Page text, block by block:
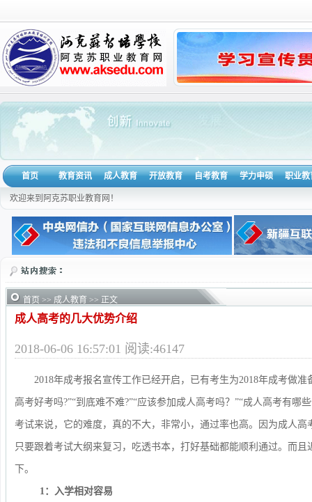
首页 教育资讯 成人教育 开放教育 自考教育 学力申硕 职业教
欢迎来到阿克苏职业教育网！
首页 >> 成人教育 >> 正文
成人高考的几大优势介绍
2018-06-06 16:57:01 阅读:46147
2018年成考报名宣传工作已经开启，已有考生为2018年成考做准
高考好考吗?”“到底难不难?”“应该参加成人高考吗？”“成人高考有哪
考试来说，它的难度，真的不大，非常小，通过率也高。因为成人
只要跟着考试大纲来复习，吃透书本，打好基础都能顺利通过。而
下。
1：入学相对容易